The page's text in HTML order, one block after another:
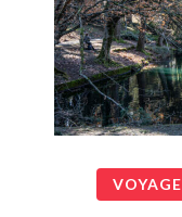
VOYAGE